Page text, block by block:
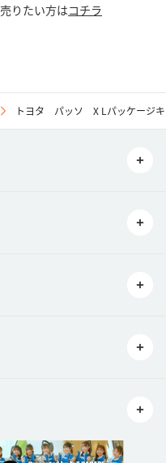
売りたい方はコチラ
トヨタ パッソ X Lパッケージ